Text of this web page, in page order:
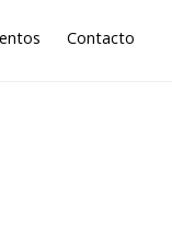
Contacto